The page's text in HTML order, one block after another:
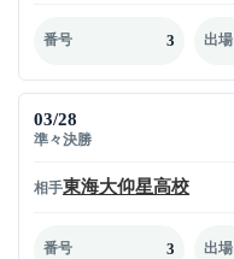
番号 3 出場
03/28
準々決勝
相手東海大仰星高校
番号 3 出場